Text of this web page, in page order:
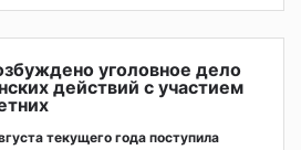
уголовное дело
действий с участием
текущего года поступила